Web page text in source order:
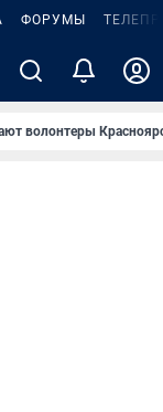
ФОРУМЫ
волонтеры